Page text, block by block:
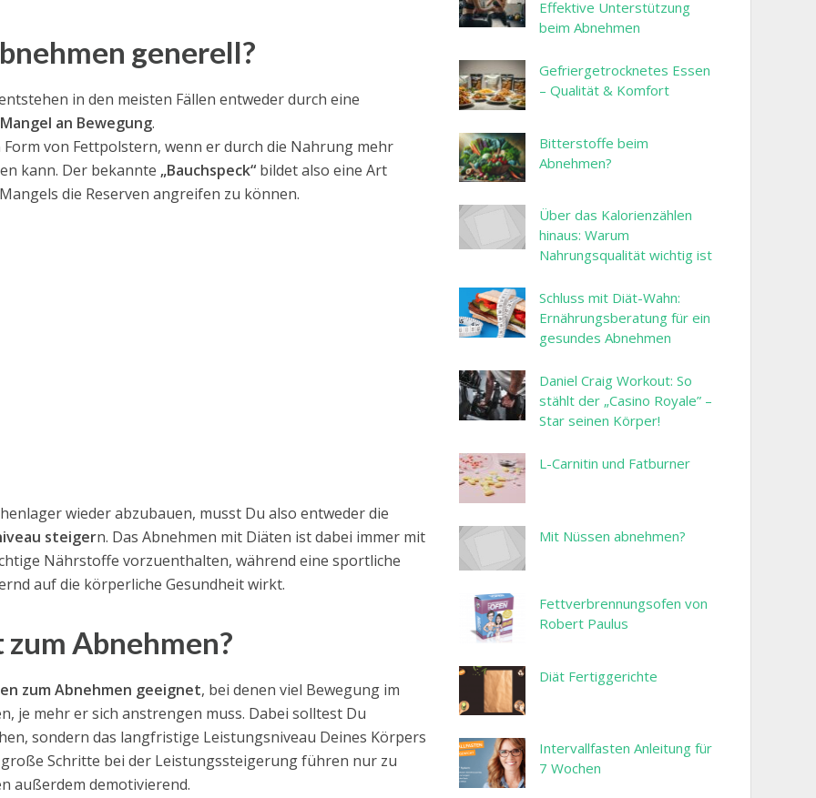
generell?
in den meisten Fällen entweder durch eine
Mangel an Bewegung.
von Fettpolstern, wenn er durch die Nahrung mehr
kann. Der bekannte „Bauchspeck“ bildet also eine Art
die Reserven angreifen zu können.
wieder abzubauen, musst Du also entweder die
steigern. Das Abnehmen mit Diäten ist dabei immer mit
Nährstoffe vorzuenthalten, während eine sportliche
auf die körperliche Gesundheit wirkt.
Abnehmen?
zum Abnehmen geeignet, bei denen viel Bewegung im
je mehr er sich anstrengen muss. Dabei solltest Du
sondern das langfristige Leistungsniveau Deines Körpers
große Schritte bei der Leistungssteigerung führen nur zu
außerdem demotivierend.
Effektive Unterstützung
beim Abnehmen
Gefriergetrocknetes Essen
– Qualität & Komfort
Bitterstoffe beim
Abnehmen?
Über das Kalorienzählen
hinaus: Warum
Nahrungsqualität wichtig ist
Schluss mit Diät-Wahn:
Ernährungsberatung für ein
gesundes Abnehmen
Daniel Craig Workout: So
stählt der „Casino Royale” –
Star seinen Körper!
L-Carnitin und Fatburner
Mit Nüssen abnehmen?
Fettverbrennungsofen von
Robert Paulus
Diät Fertiggerichte
Intervallfasten Anleitung für
7 Wochen